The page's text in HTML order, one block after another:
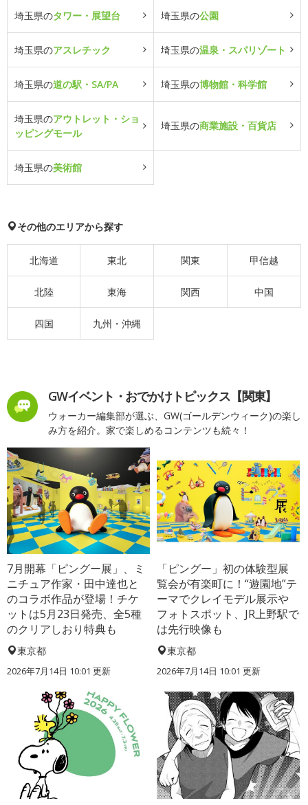
埼玉県のタワー・展望台 埼玉県の公園
埼玉県のアスレチック 埼玉県の温泉・スパリゾート
埼玉県の道の駅・SA/PA 埼玉県の博物館・科学館
埼玉県のアウトレット・ショ
ッピングモール
埼玉県の商業施設・百貨店
埼玉県の美術館
その他のエリアから探す
北海道 東北 関東 甲信越
北陸 東海 関西 中国
四国 九州・沖縄
GWイベント・おでかけトピックス【関東】
ウォーカー編集部が選ぶ、GW(ゴールデンウィーク)の楽し
み方を紹介。家で楽しめるコンテンツも続々！
7月開幕「ピングー展」、ミ
ニチュア作家・田中達也と
のコラボ作品が登場！チケ
ットは5月23日発売、全5種
のクリアしおり特典も
東京都
2026年7月14日 10:01 更新
「ピングー」初の体験型展
覧会が有楽町に！“遊園地”テ
ーマでクレイモデル展示や
フォトスポット、JR上野駅で
は先行映像も
東京都
2026年7月14日 10:01 更新